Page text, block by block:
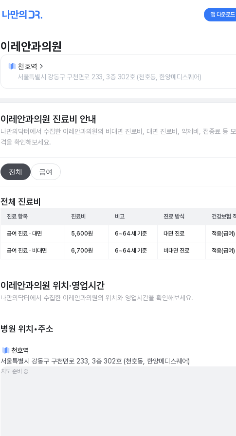
앱 다운로드
이레안과의원
천호역
서울특별시 강동구 구천면로 233, 3층 302호 (천호동, 한양메디스퀘어)
이레안과의원 진료비 안내
나만의닥터에서 수집한 이레안과의원의 비대면 진료비, 대면 진료비, 약제비, 접종료 등
격을 확인해보세요.
전체 급여
전체 진료비
진료 항목 진료비 비고 진료 방식 건강보험
급여 진료 · 대면 5,600원 6~64세 기준 대면 진료 적용(급여)
급여 진료 · 비대면 6,700원 6~64세 기준 비대면 진료 적용(급여)
이레안과의원 위치·영업시간
나만의닥터에서 수집한 이레안과의원의 위치와 영업시간을 확인해보세요.
병원 위치•주소
천호역
서울특별시 강동구 구천면로 233, 3층 302호 (천호동, 한양메디스퀘어)
지도 준비 중